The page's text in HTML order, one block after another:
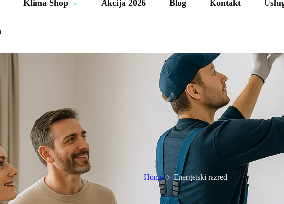
Klima Shop Akcija 2026 Blog Kontakt
Home Energetski razred